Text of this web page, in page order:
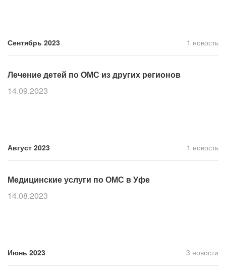
Сентябрь 2023 1 новость
Лечение детей по ОМС из других регионов
14.09.2023
Август 2023 1 новость
Медицинские услуги по ОМС в Уфе
14.08.2023
Июнь 2023 3 новости